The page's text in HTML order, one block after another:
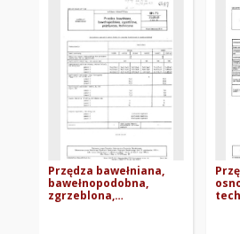
Przędza bawełniana,
bawełnopodobna,
zgrzeblona,